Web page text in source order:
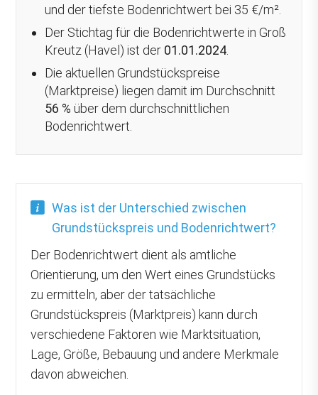
und der tiefste Bodenrichtwert bei 35 €/m².
Der Stichtag für die Bodenrichtwerte in Groß
Kreutz (Havel) ist der 01.01.2024
Die aktuellen Grundstückspreise
(Marktpreise) liegen damit im Durchschnitt
56 % über dem durchschnittlichen
Bodenrichtwert.
Was ist der Unterschied zwischen
Grundstückspreis und Bodenrichtwert?
Der Bodenrichtwert dient als amtliche
Orientierung, um den Wert eines Grundstücks
zu ermitteln, aber der tatsächliche
Grundstückspreis (Marktpreis) kann durch
verschiedene Faktoren wie Marktsituation,
Lage, Größe, Bebauung und andere Merkmale
davon abweichen.